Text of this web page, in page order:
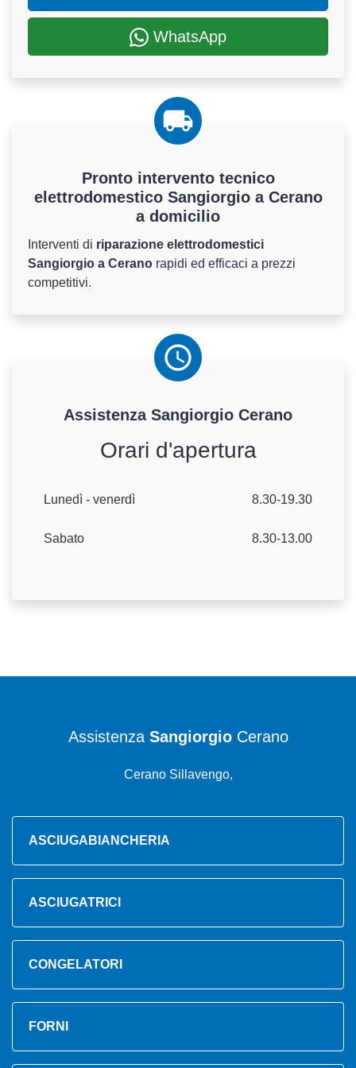
WhatsApp
Pronto intervento tecnico
elettrodomestico Sangiorgio a Cerano
a domicilio
Interventi di riparazione elettrodomestici
Sangiorgio a Cerano rapidi ed efficaci a prezzi
competitivi.
Assistenza Sangiorgio Cerano
Orari d'apertura
Lunedì - venerdì 8.30-19.30
Sabato 8.30-13.00
Assistenza SangiorgioCerano
Cerano Sillavengo,
ASCIUGABIANCHERIA
ASCIUGATRICI
CONGELATORI
FORNI